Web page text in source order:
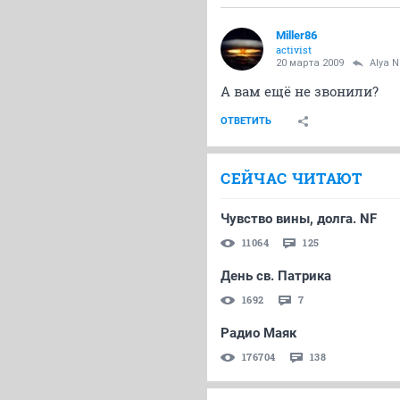
Miller86
activist
20 марта 2009 Alya
А вам ещё не звонили?
ОТВЕТИТЬ
СЕЙЧАС ЧИТАЮТ
Чувство вины, долга. NF
11064 125
День св. Патрика
1692 7
Радио Маяк
176704 138